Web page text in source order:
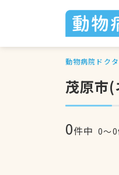
動物病院ドク
茂原市
0件中 0〜